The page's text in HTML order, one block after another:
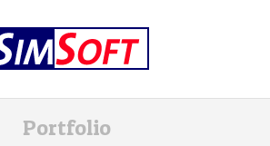
Portfolio